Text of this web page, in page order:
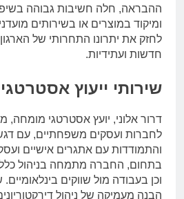
ההבראה, חלה חשיבות גבוהה
ומיקוד במוצרים או בשירותים
לחזק את יתרונו התחרותי של
חדשות ועתידיות.
שירותי ייעוץ
דרור אלוני, יועץ אסטרטגי מומחה,
לחברות ועסקים משפחתיים, עם
והתמודדות עם אתגרים אישיים
בתחום, החברה מתמחה בניהול
וכן בעבודה מול שווקים
הבנה מעמיקה של ניהול